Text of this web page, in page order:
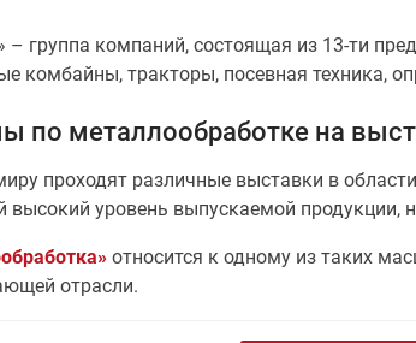
– группа компаний, состоящая из 13-ти
комбайны, тракторы, посевная техника,
по металлообработке на
проходят различные выставки в
высокий уровень выпускаемой продукции,
относится к одному из таких
отрасли.